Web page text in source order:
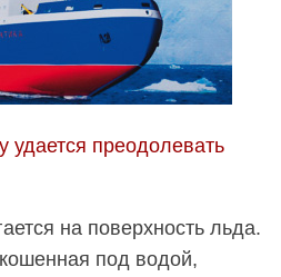
преодолевать
на поверхность льда.
под водой,